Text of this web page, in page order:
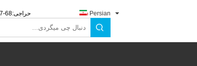
حراجی: Persian